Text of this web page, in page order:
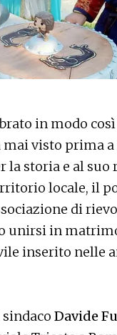
in modo
visto prima a
la storia e al
locale, il
di
unirsi in
inserito nelle
Davide